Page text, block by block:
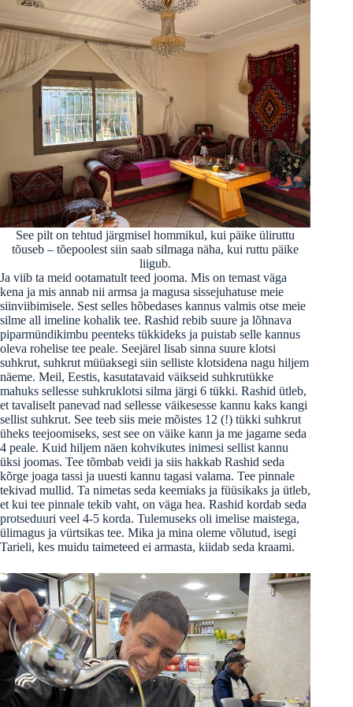
See pilt on tehtud järgmisel hommikul, kui päike üliruttu
tõuseb – tõepoolest siin saab silmaga näha, kui ruttu päike
liigub.
Ja viib ta meid ootamatult teed jooma. Mis on temast väga
kena ja mis annab nii armsa ja magusa sissejuhatuse meie
siinviibimisele. Sest selles hõbedases kannus valmis otse meie
silme all imeline kohalik tee. Rashid rebib suure ja lõhnava
piparmündikimbu peenteks tükkideks ja puistab selle kannus
oleva rohelise tee peale. Seejärel lisab sinna suure klotsi
suhkrut, suhkrut müüaksegi siin selliste klotsidena nagu hiljem
näeme. Meil, Eestis, kasutatavaid väikseid suhkrutükke
mahuks sellesse suhkruklotsi silma järgi 6 tükki. Rashid ütleb,
et tavaliselt panevad nad sellesse väikesesse kannu kaks kangi
sellist suhkrut. See teeb siis meie mõistes 12 (!) tükki suhkrut
üheks teejoomiseks, sest see on väike kann ja me jagame seda
4 peale. Kuid hiljem näen kohvikutes inimesi sellist kannu
üksi joomas. Tee tõmbab veidi ja siis hakkab Rashid seda
kõrge joaga tassi ja uuesti kannu tagasi valama. Tee pinnale
tekivad mullid. Ta nimetas seda keemiaks ja füüsikaks ja ütleb,
et kui tee pinnale tekib vaht, on väga hea. Rashid kordab seda
protseduuri veel 4-5 korda. Tulemuseks oli imelise maistega,
ülimagus ja vürtsikas tee. Mika ja mina oleme võlutud, isegi
Tarieli, kes muidu taimeteed ei armasta, kiidab seda kraami.